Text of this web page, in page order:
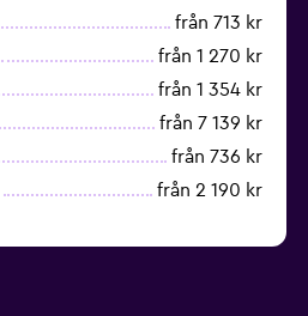
från 713 kr
från 1 270 kr
från 1 354 kr
från 7 139 kr
från 736 kr
från 2 190 kr